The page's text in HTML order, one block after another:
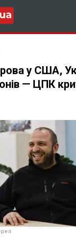
у США,
— ЦПК